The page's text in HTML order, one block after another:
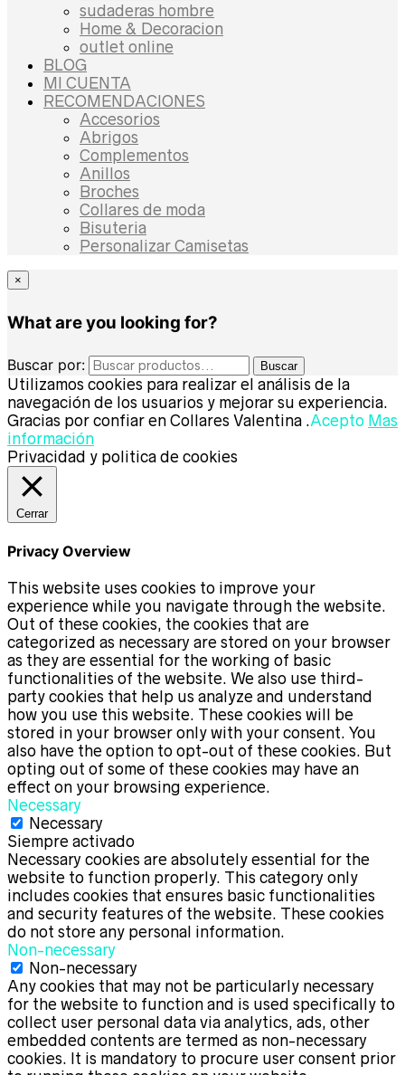
sudaderas hombre
Home & Decoracion
outlet online
BLOG
MI CUENTA
RECOMENDACIONES
Accesorios
Abrigos
Complementos
Anillos
Broches
Collares de moda
Bisuteria
Personalizar Camisetas
×
What are you looking for?
Buscar por: Buscar
Utilizamos cookies para realizar el análisis de la
navegación de los usuarios y mejorar su experiencia.
Gracias por confiar en Collares Valentina .Acepto Mas
información
Privacidad y politica de cookies
Cerrar
Privacy Overview
This website uses cookies to improve your
experience while you navigate through the website.
Out of these cookies, the cookies that are
categorized as necessary are stored on your browser
as they are essential for the working of basic
functionalities of the website. We also use third-
party cookies that help us analyze and understand
how you use this website. These cookies will be
stored in your browser only with your consent. You
also have the option to opt-out of these cookies. But
opting out of some of these cookies may have an
effect on your browsing experience.
Necessary
Necessary
Siempre activado
Necessary cookies are absolutely essential for the
website to function properly. This category only
includes cookies that ensures basic functionalities
and security features of the website. These cookies
do not store any personal information.
Non-necessary
Non-necessary
Any cookies that may not be particularly necessary
for the website to function and is used specifically to
collect user personal data via analytics, ads, other
embedded contents are termed as non-necessary
cookies. It is mandatory to procure user consent prior